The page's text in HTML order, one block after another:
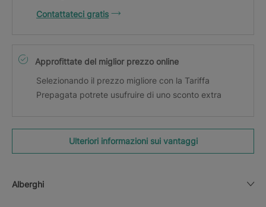
Contattateci gratis
Approfittate del miglior prezzo online
Selezionando il prezzo migliore con la Tariffa
Prepagata potrete usufruire di uno sconto extra
Ulteriori informazioni sui vantaggi
Alberghi